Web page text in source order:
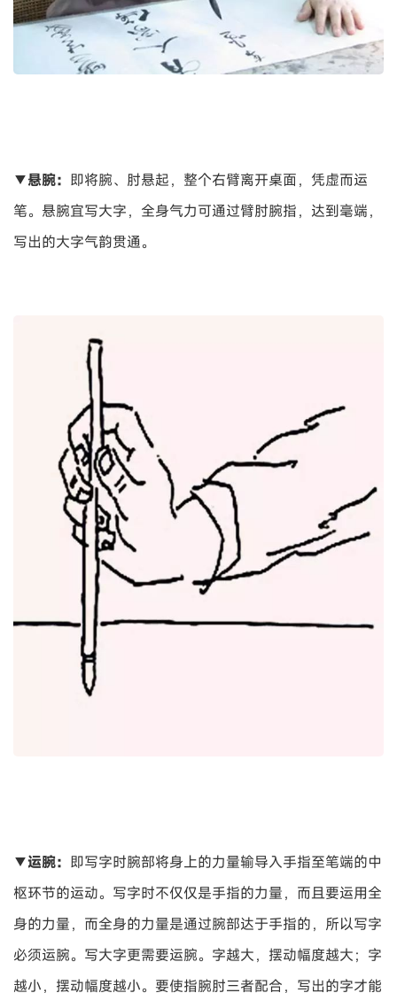
▼悬腕： 即将腕、肘悬起，整个右臂离开桌面，凭虚而运
笔。悬腕宜写大字，全身气力可通过臂肘腕指，达到毫端，
写出的大字气韵贯通。
▼运腕： 即写字时腕部将身上的力量输导入手指至笔端的中
枢环节的运动。写字时不仅仅是手指的力量，而且要运用全
身的力量，而全身的力量是通过腕部达于手指的，所以写字
必须运腕。写大字更需要运腕。字越大，摆动幅度越大；字
越小，摆动幅度越小。要使指腕肘三者配合，写出的字才能